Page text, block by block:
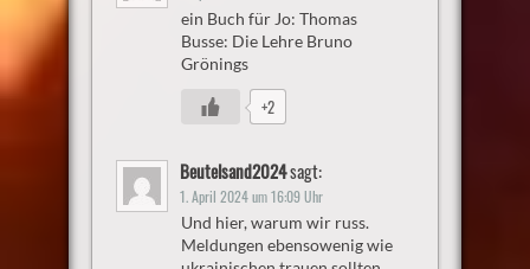
ein Buch für Jo: Thomas
Busse: Die Lehre Bruno
Grönings
+2
Beutelsand2024sagt:
1. April 2024 um 16:09 Uhr
Und hier, warum wir russ.
Meldungen ebensowenig wie